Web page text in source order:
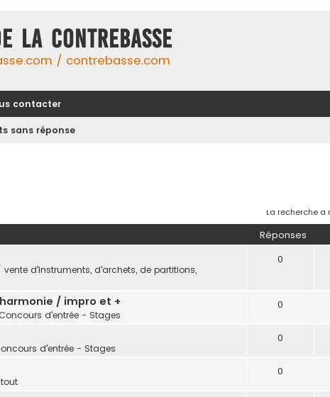
LA CONTREBASSE
/ contrebasse.com
contacter
sans réponse
La recherche a
Réponses
vente d'instruments, d'archets, de partitions,
0
/ impro et +
d'entrée - Stages
0
d'entrée - Stages
0
0